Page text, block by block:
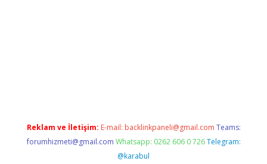
Reklam ve İletişim: E-mail: backlinkpaneli@gmail.com Teams:
forumhizmeti@gmail.com Whatsapp: 0262 606 0 726 Telegram:
@karabul